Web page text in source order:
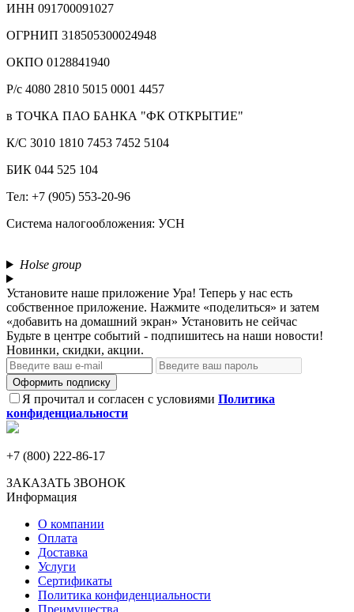
ИНН 091700091027
ОГРНИП 318505300024948
ОКПО 0128841940
Р/с 4080 2810 5015 0001 4457
в ТОЧКА ПАО БАНКА "ФК ОТКРЫТИЕ"
К/С 3010 1810 7453 7452 5104
БИК 044 525 104
Тел: +7 (905) 553-20-96
Система налогообложения: УСН
Holse group
Установите наше приложение Ура! Теперь у нас есть
собственное приложение. Нажмите «поделиться» и затем
«добавить на домашний экран» Установить не сейчас
Будьте в центре событий - подпишитесь на наши новости!
Новинки, скидки, акции.
Оформить подписку
Я прочитал и согласен с условиями Политика
конфиденциальности
+7 (800) 222-86-17
ЗАКАЗАТЬ ЗВОНОК
Информация
О компании
Оплата
Доставка
Услуги
Сертификаты
Политика конфиденциальности
Преимущества